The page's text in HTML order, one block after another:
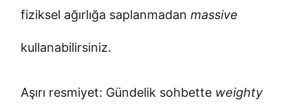
fiziksel ağırlığa saplanmadan massive
kullanabilirsiniz.
Aşırı resmiyet: Gündelik sohbette weighty